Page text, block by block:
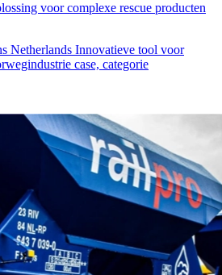
voor complexe rescue producten
Netherlands Innovatieve tool voor
case, categorie